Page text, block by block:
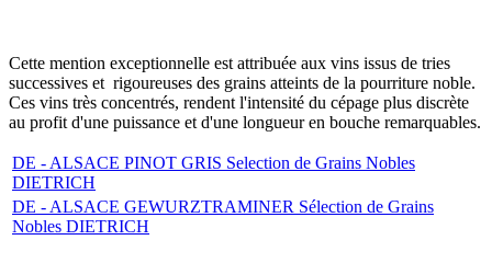
Cette mention exceptionnelle est attribuée aux vins issus de tries
successives et rigoureuses des grains atteints de la pourriture noble.
Ces vins très concentrés, rendent l'intensité du cépage plus discrète
au profit d'une puissance et d'une longueur en bouche remarquables.
DE - ALSACE PINOT GRIS Selection de Grains Nobles
DIETRICH
DE - ALSACE GEWURZTRAMINER Sélection de Grains
Nobles DIETRICH